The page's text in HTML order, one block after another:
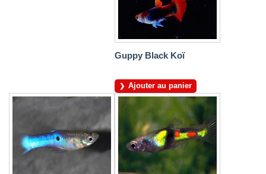
Guppy Black Koï
Ajouter au panier